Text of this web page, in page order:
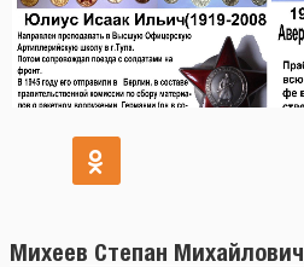
Михеев Степан Михайлович